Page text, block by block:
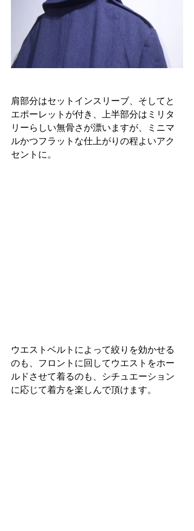
肩部分はセットインスリーブ、そしてと
エポーレットが付き、上半部分はミリタ
リーらしい無骨さが漂いますが、ミニマ
ルかつフラットな仕上がりの程よいアク
セントに。
ウエストベルトによって絞りを効かせる
のも、フロントに回してウエストをホー
ルドさせて着るのも、シチュエーション
に応じて着方を楽しんで頂けます。